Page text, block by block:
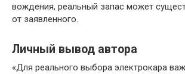
вождения, реальный запас может
от заявленного.
Личный вывод автора
«Для реального выбора электрокара